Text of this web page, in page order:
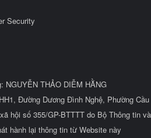
Security
NGUYỄN THẢO DIỄM HẰNG
Đường Dương Đình Nghệ, Phường
hội số 355/GP-BTTTT do Bộ Thông tin
hành lại thông tin từ Website này